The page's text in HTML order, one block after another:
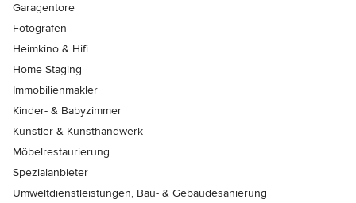
Garagentore
Fotografen
Heimkino & Hifi
Home Staging
Immobilienmakler
Kinder- & Babyzimmer
Künstler & Kunsthandwerk
Möbelrestaurierung
Spezialanbieter
Umweltdienstleistungen, Bau- & Gebäudesanierung